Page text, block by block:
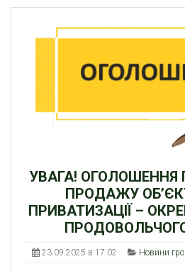
УВАГА! ОГОЛОШЕННЯ
ПРОДАЖУ
ПРИВАТИЗАЦІЇ –
23.09.2025 в 17:02 Новини